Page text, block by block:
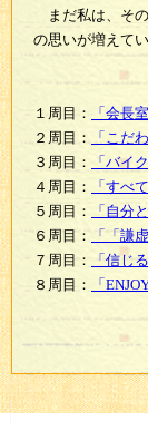
まだ私は、そ
の思いが増えて
１周目：
「会長
２周目：
「こだ
３周目：
「バイ
４周目：
「すべ
５周目：
「自分
６周目：
「「謙
７周目：
「信じ
８周目：
「